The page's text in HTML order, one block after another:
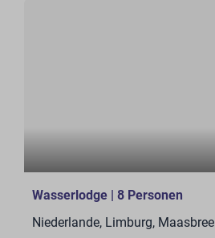
Wasserlodge | 8 Personen
Niederlande, Limburg, Maasbree